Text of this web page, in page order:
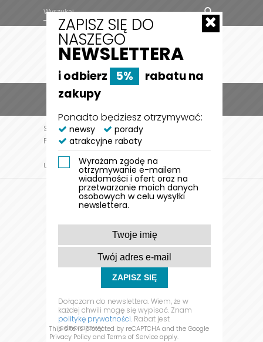
MENU
STRONA GŁÓWNA DLA PSA
PSA
SZELKI I UPRZĘŻE DO ZADAŃ SPECJALNYCH
FIZJOLOGICZNY KAGANIEC DLA PSA BASKERVILLE
ULTRA
ZAPISZ SIĘ DO
NASZEGO
NEWSLETTERA
i odbierz 5%
rabatu na
zakupy
Ponadto będziesz otrzymywać:
newsy
porady
atrakcyjne rabaty
Wyrażam zgodę na
otrzymywanie e-mailem
wiadomości i ofert oraz na
przetwarzanie moich danych
osobowych w celu wysyłki
newslettera.
ZAPISZ SIĘ
Dołączam do newslettera. Wiem, że w
każdej chwili mogę się wypisać. Znam
politykę prywatności. Rabat jest
jednorazowy.
This site is protected by reCAPTCHA and the Google
Privacy Policyand Terms of Serviceapply.